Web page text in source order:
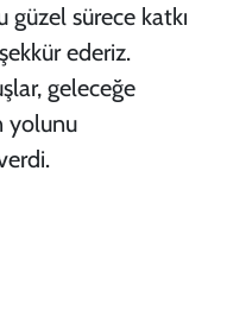
sürece katkı
ederiz.
geleceğe
yolunu